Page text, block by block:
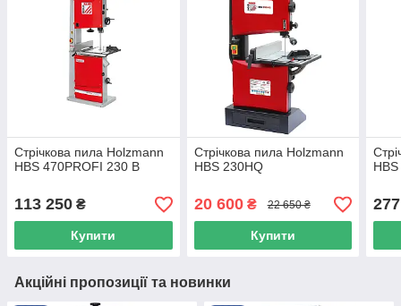
Стрічкова пила Holzmann
HBS 470PROFI 230 В
113 250 ₴
Купити
Стрічкова пила Holzmann
HBS 230HQ
20 600₴ 22 650 ₴
Купити
Акційні пропозиції та новинки